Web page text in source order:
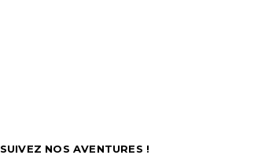
SUIVEZ NOS AVENTURES !